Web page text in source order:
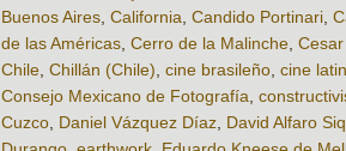
Buenos Aires California Candido Portinari
de las Américas Cerro de la Malinche
Chile Chillán (Chile) cine brasileño cine
Consejo Mexicano de Fotografía
Cuzco Daniel Vázquez Díaz David Alfaro